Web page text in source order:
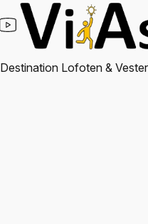
Destination Lofoten &